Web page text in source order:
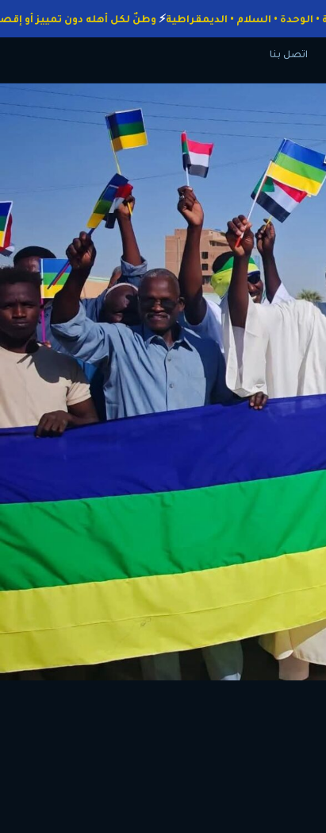
الحرية • الوحدة • السلام • الديمقراطية وطنٌ لكل أهله دون
اتصل بنا